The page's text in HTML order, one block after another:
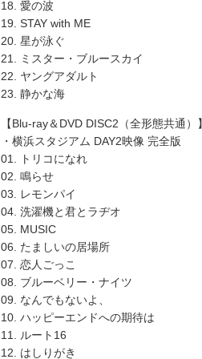
18. 愛の波
19. STAY with ME
20. 星が泳ぐ
21. ミスター・ブルースカイ
22. ヤングアダルト
23. 静かな海
【Blu-ray＆DVD DISC2（全形態共通）
・横浜スタジアム DAY2映像 完全版
01. トリコになれ
02. 鳴らせ
03. レモンパイ
04. 洗濯機と君とラヂオ
05. MUSIC
06. たましいの居場所
07. 恋人ごっこ
08. ブルーベリー・ナイツ
09. なんでもないよ、
10. ハッピーエンドへの期待は
11. ルート16
12. はしりがき